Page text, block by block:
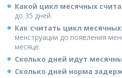
Какой цикл месячных
до 35 дней.
Как считать цикл месячных:
менструации до появления
месяце.
Сколько дней идут
Сколько дней норма